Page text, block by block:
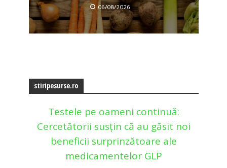
06/08/2026
stiripesurse.ro
Testele pe oameni continuă:
Cercetătorii susțin că au găsit noi
beneficii surprinzătoare ale
medicamentelor GLP